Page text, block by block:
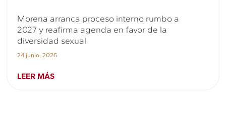
Morena arranca proceso interno rumbo a
2027 y reafirma agenda en favor de la
diversidad sexual
24 junio, 2026
LEER MÁS